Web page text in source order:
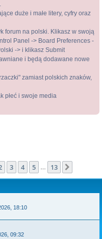
duże i małe litery, cyfry oraz
forum na polski. Klikasz w swoją
Panel -> Board Preferences -
-> i klikasz Submit
i będą dodawane nowe
zamiast polskich znaków,
płeć i swoje media
z13
3 4 5 13
18:10
09:32